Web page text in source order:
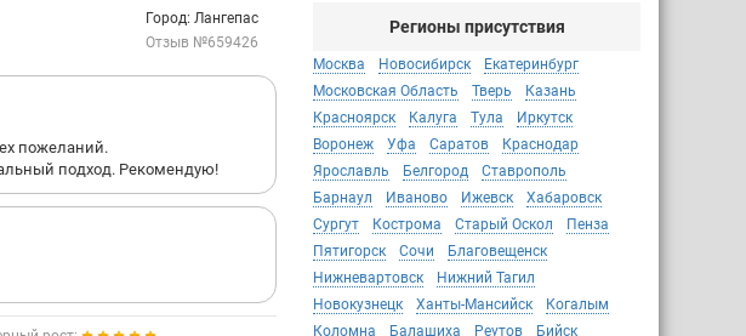
Город: Лангепас
Отзыв №659426
пожеланий.
подход. Рекомендую!
Регионы присутствия
Москва Новосибирск
Екатеринбург
Московская Область
Тверь
Казань
Красноярск
Калуга Тула
Иркутск
Воронеж
Уфа Саратов
Краснодар
Ярославль
Белгород
Ставрополь
Барнаул
Иваново Ижевск
Хабаровск
Сургут
Кострома Старый Оскол
Пенза
Пятигорск
Сочи
Благовещенск
Нижневартовск
Нижний Тагил
Новокузнецк
Ханты-Мансийск
Когалым
Коломна
Балашиха Реутов
Бийск